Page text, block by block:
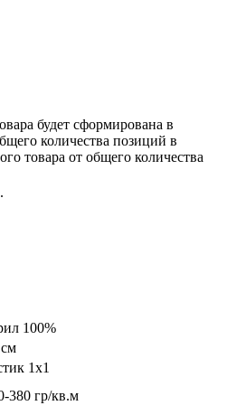
будет сформирована в
количества позиций в
товара от общего количества
100%
1х1
380 гр/кв.м